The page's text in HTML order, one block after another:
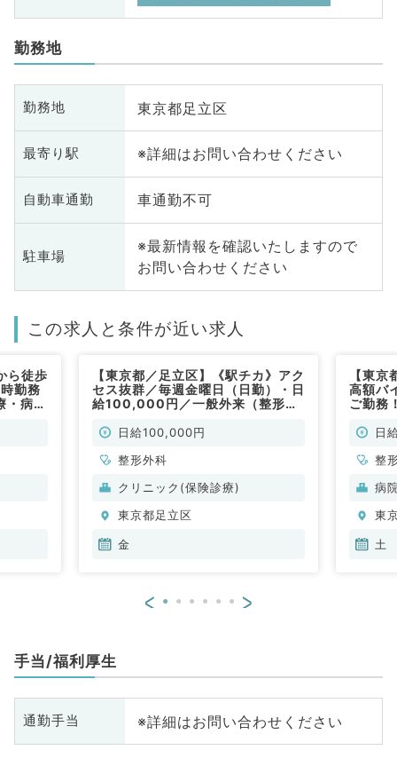
勤務地
勤務地 東京都足立区
最寄り駅 ※詳細はお問い合わせください
自動車通勤 車通勤不可
駐車場
※最新情報を確認いたしますので
お問い合わせください
この求人と条件が近い求人
ら徒歩
勤務
病棟
【東京都／足立区】《駅チカ》アク
セス抜群／毎週金曜日（日勤）・日
給100,000円／一般外来（整形外
日給100,000円
整形外科
クリニック(保険診療)
東京都足立区
金
【東
高額バ
ご勤務
日
整
病
東
土
< >
手当/福利厚生
通勤手当 ※詳細はお問い合わせください